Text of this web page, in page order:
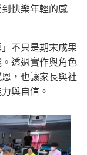
快樂年輕的感
不只是期末成果
透過實作與角色
，也讓家長與社
與自信。